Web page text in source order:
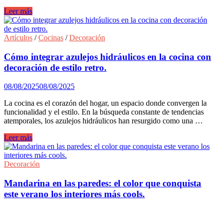
Consejos
para
optimizar
la
de
los
espacios
otoño.
Leer más
Artículos /Cocinas /Decoración
Cómo integrar azulejos hidráulicos en la cocina con
decoración de estilo retro.
08/08/202508/08/2025
La cocina es el corazón del hogar, un espacio donde convergen la
funcionalidad y el estilo. En la búsqueda constante de tendencias
atemporales, los azulejos hidráulicos han resurgido como una …
Cómo
integrar
azulejos
hidráulicos
la
cocina
con
Leer más
Decoración
Mandarina en las paredes: el color que conquista
este verano los interiores más cools.